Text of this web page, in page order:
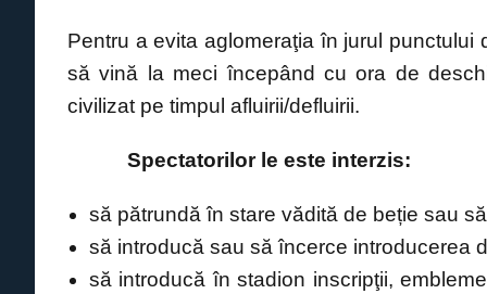
Pentru a evita aglomeraţia în jurul
să vină la meci începând cu ora de
civilizat pe timpul afluirii/defluirii.
Spectatorilor le este interzis:
să pătrundă în stare vădită de beție sau
să introducă sau să încerce introducerea
să introducă în stadion inscripţii,